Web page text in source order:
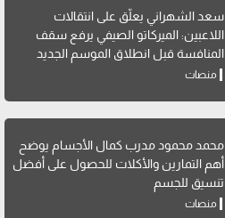
سعد الشهراني يعلّق على انتقالات
اللاعبين: الميركاتو الصيفي يرفع سقف
المنافسة قبل انطلاق الموسم الجديد
منصات
محمد محمود مدرب كمال الأجسام يوضح
أهم التمارين والأكلات للحصول على أفضل
تنسيق للجسم
منصات